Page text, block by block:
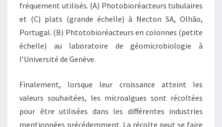
fréquement utilisés. (A) Photobioréacteurs tubulaires
et (C) plats (grande échelle) à Necton SA, Olhāo,
Portugal. (B) Phtotobioréacteurs en colonnes (petite
échelle) au laboratoire de géomicrobiologie à
l’Université de Genève.
Finalement, lorsque leur croissance atteint les
valeurs souhaitées, les microalgues sont récoltées
pour être utilisées dans les différentes industries
mentionnées précédemment. La récolte peut se faire